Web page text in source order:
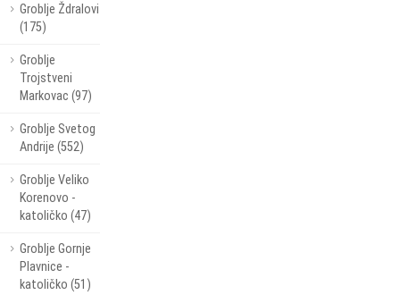
Groblje Ždralovi
(175)
Groblje
Trojstveni
Markovac (97)
Groblje Svetog
Andrije (552)
Groblje Veliko
Korenovo -
katoličko (47)
Groblje Gornje
Plavnice -
katoličko (51)